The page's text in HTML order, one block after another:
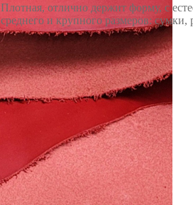
Плотная, отлично держит форму, с
среднего и крупного размеров: